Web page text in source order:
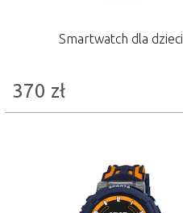
Smartwatch dla dzieci
370 zł